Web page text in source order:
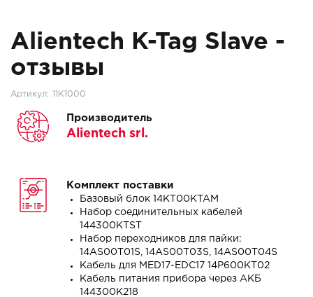
Alientech K-Tag Slave -
отзывы
Артикул: 11K1000
Производитель
Alientech srl.
Комплект поставки
Базовый блок 14KT00KTAM
Набор соединительных кабелей
144300KTST
Набор переходников для пайки:
14AS00T01S, 14AS00T03S, 14AS00T04S
Кабель для MED17-EDC17 14P600KT02
Кабель питания прибора через АКБ
144300K218